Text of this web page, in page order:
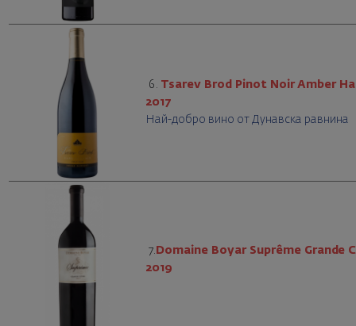
6. Tsarev Brod Pinot Noir Amber
2017
Най-добро вино от Дунавска равнина
7. Domaine Boyar Suprême Grande
2019